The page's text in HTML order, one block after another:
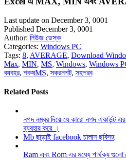
Last update on December 3, 0001
Published December 3, 0001
Author: নিউজ ডেস্ক
Categories: Windows PC
Tags: 8, AVERAGE, Download
Max, MIN, MS, Windows, Windows
বযবহর, শকষMS, সকরনশট, সহপরব
Related Posts
নগদ নম্বর দিয়ে যে কারো নগদ একাউন্ট
ব্যবহার করে ।
Mb ছাড়াই facebook চালান ছবিসহ
Ram এবং Rom এর মধ্যে পার্থক্য গুলো